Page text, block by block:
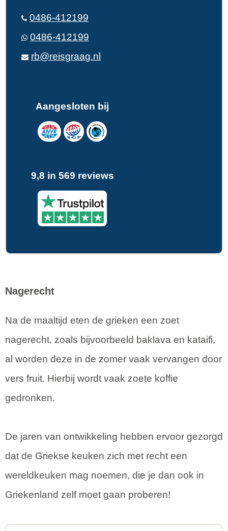
0486-412199
0486-412199
rb@reisgraag.nl
Aangesloten bij
9,8 in 569 reviews
Nagerecht
Na de maaltijd eten de grieken een zoet
nagerecht, zoals bijvoorbeeld baklava en kataifi,
al worden deze in de zomer vaak vervangen door
vers fruit. Hierbij wordt vaak zoete koffie
gedronken.
De jaren van ontwikkeling hebben ervoor gezorgd
dat de Griekse keuken zich met recht een
wereldkeuken mag noemen, die je dan ook in
Griekenland zelf moet gaan proberen!